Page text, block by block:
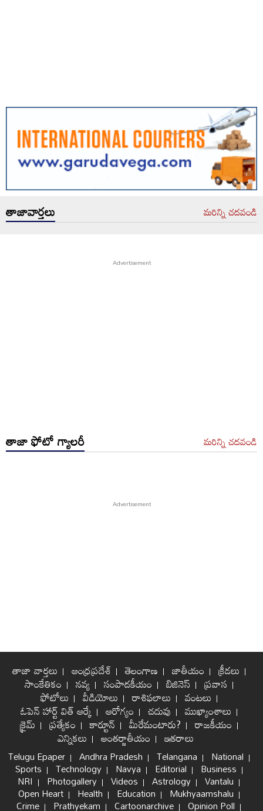
తాజావార్తలు మరిన్ని చదవండి
తాజా ఫోటో గ్యాలరీ మరిన్ని చదవండి
తాజా వార్తలు ఆంధ్రప్రదేశ్ తెలంగాణ జాతీయం క్రీడలు
సాంకేతికం నవ్య సంపాదకీయం బిజినెస్ ప్రవాస
ఫోటోలు వీడియోలు రాశిఫలాలు వంటలు
ఓపెన్ హార్ట్ విత్ ఆర్కే ఆరోగ్యం చదువు ముఖ్యాంశాలు
క్రైమ్ ప్రత్యేకం కార్టూన్ మీరేమంటారు? రాజకీయం
ఎన్నికలు అంతర్జాతీయం ఇతరాలు
Telugu Epaper Andhra Pradesh Telangana National
Sports Technology Navya Editorial Business
NRI Photogallery Videos Astrology Vantalu
Open Heart Health Education Mukhyaamshalu
Crime Prathyekam Cartoonarchive Opinion Poll